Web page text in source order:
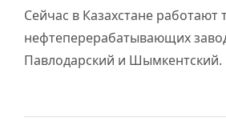
Сейчас в Казахстане работают
нефтеперерабатывающих
Павлодарский и Шымкентский.